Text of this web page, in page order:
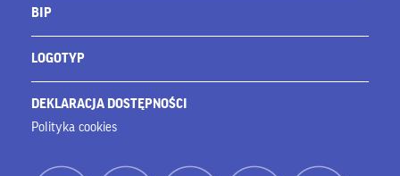
BIP
LOGOTYP
DEKLARACJA DOSTĘPNOŚCI
Polityka cookies